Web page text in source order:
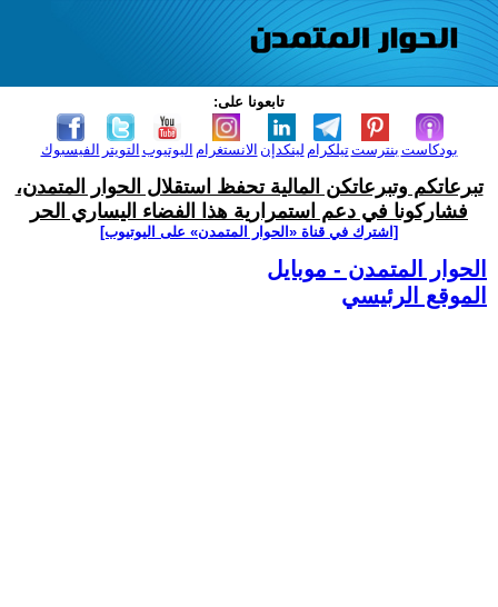
تابعونا على:
الفيسبوك التويتر اليوتيوب الانستغرام لينكدإن تيلكرامبنترست بودكاست
تبرعاتكم وتبرعاتكن المالية تحفظ استقلال الحوار المتمدن،
فشاركونا في دعم استمرارية هذا الفضاء اليساري الحر
[اشترك في قناة ‫«الحوار المتمدن» على اليوتيوب]
الحوار المتمدن - موبايل
الموقع الرئيسي